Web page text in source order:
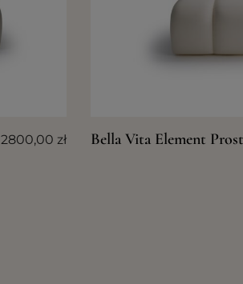
2800,00 zł Bella Vita Element